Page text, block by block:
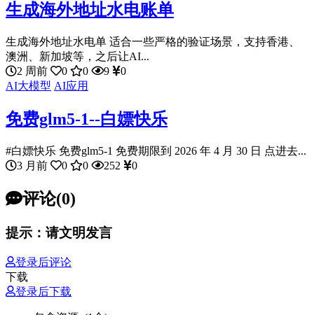
生成海外地址水电账单
生成海外地址水电单 适合一些严格的验证场景，支持香港、
澳洲、新加坡等，之后让AI...
2 周前
0 0 9
0
AI大模型 AI应用
免费glm5-1--白嫖快乐
#白嫖快乐 免费glm5-1 免费期限到 2026 年 4 月 30 日 点进去...
3 月前
0 0 252 0
评论(0)
提示：请文明发言
登录后评论
下载
登录后下载